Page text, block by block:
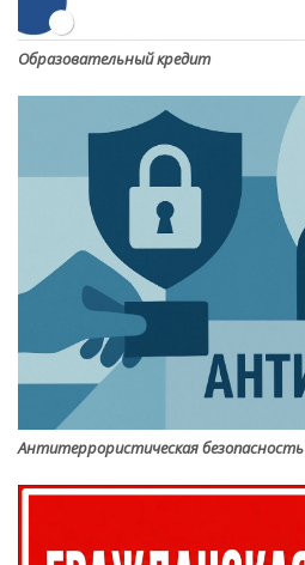
Образовательный кредит
Антитеррористическая безопасность